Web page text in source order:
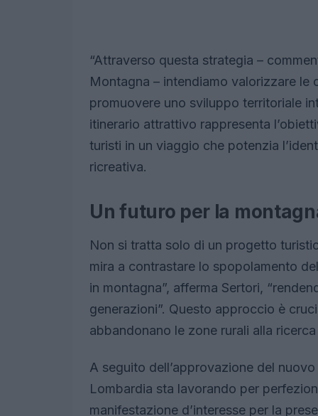
“Attraverso questa strategia –
Montagna – intendiamo valorizzare le
promuovere uno sviluppo territoriale
itinerario attrattivo rappresenta
turisti in un viaggio che potenzia
ricreativa.
Un futuro per la
Non si tratta solo di un progetto
mira a contrastare lo spopolamento
in montagna”, afferma Sertori,
generazioni”. Questo approccio è
abbandonano le zone rurali alla
A seguito dell’approvazione del
Lombardia sta lavorando per
manifestazione d’interesse per la